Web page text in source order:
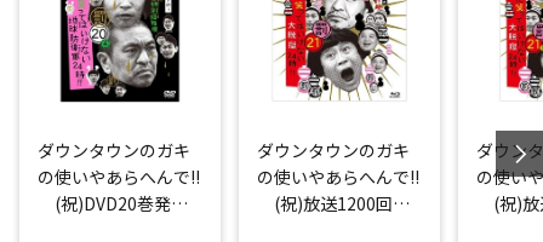
ダウンタウンのガキ
の使いやあらへんで!!
(祝)DVD20巻発売
ダウンタウンのガキ
の使いやあらへんで!!
(祝)放送1200回突
ダウン
の使い
(祝)放